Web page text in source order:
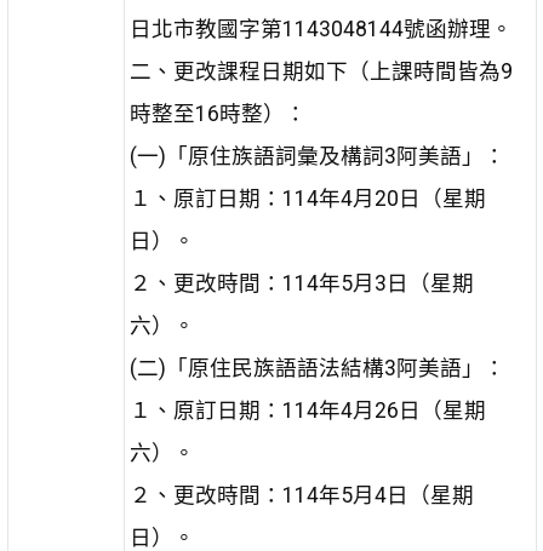
日北市教國字第1143048144號函辦理。
二、更改課程日期如下（上課時間皆為9
時整至16時整）：
(一)「原住族語詞彙及構詞3阿美語」：
１、原訂日期：114年4月20日（星期
日）。
２、更改時間：114年5月3日（星期
六）。
(二)「原住民族語語法結構3阿美語」：
１、原訂日期：114年4月26日（星期
六）。
２、更改時間：114年5月4日（星期
日）。